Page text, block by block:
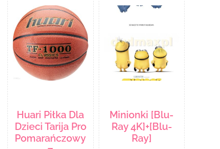
Huari Piłka Dla
Dzieci Tarija Pro
Pomarańczowy
Minionki [Blu-
Ray 4K]+[Blu-
Ray]